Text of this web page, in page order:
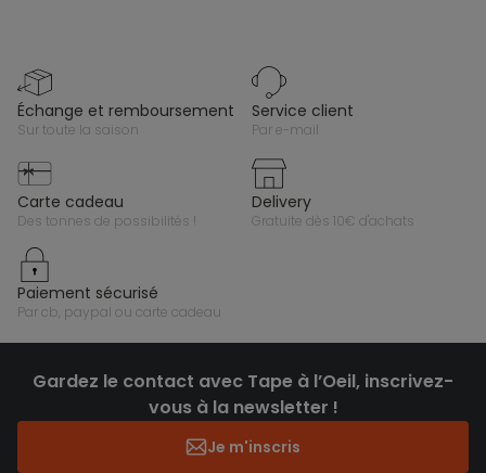
échange et remboursement
sur toute la saison
service client
par e-mail
carte cadeau
des tonnes de possibilités !
delivery
gratuite dès 10€ d'achats
paiement sécurisé
par cb, paypal ou carte cadeau
Gardez le contact avec Tape à l’Oeil, inscrivez-
vous à la newsletter !
Je m'inscris